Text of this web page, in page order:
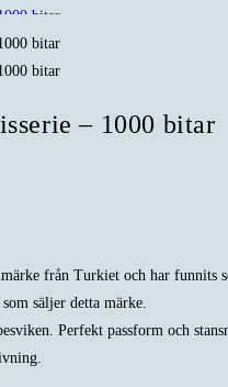
– 1000 bitar
från Turkiet och har funnits
säljer detta märke.
Perfekt passform och